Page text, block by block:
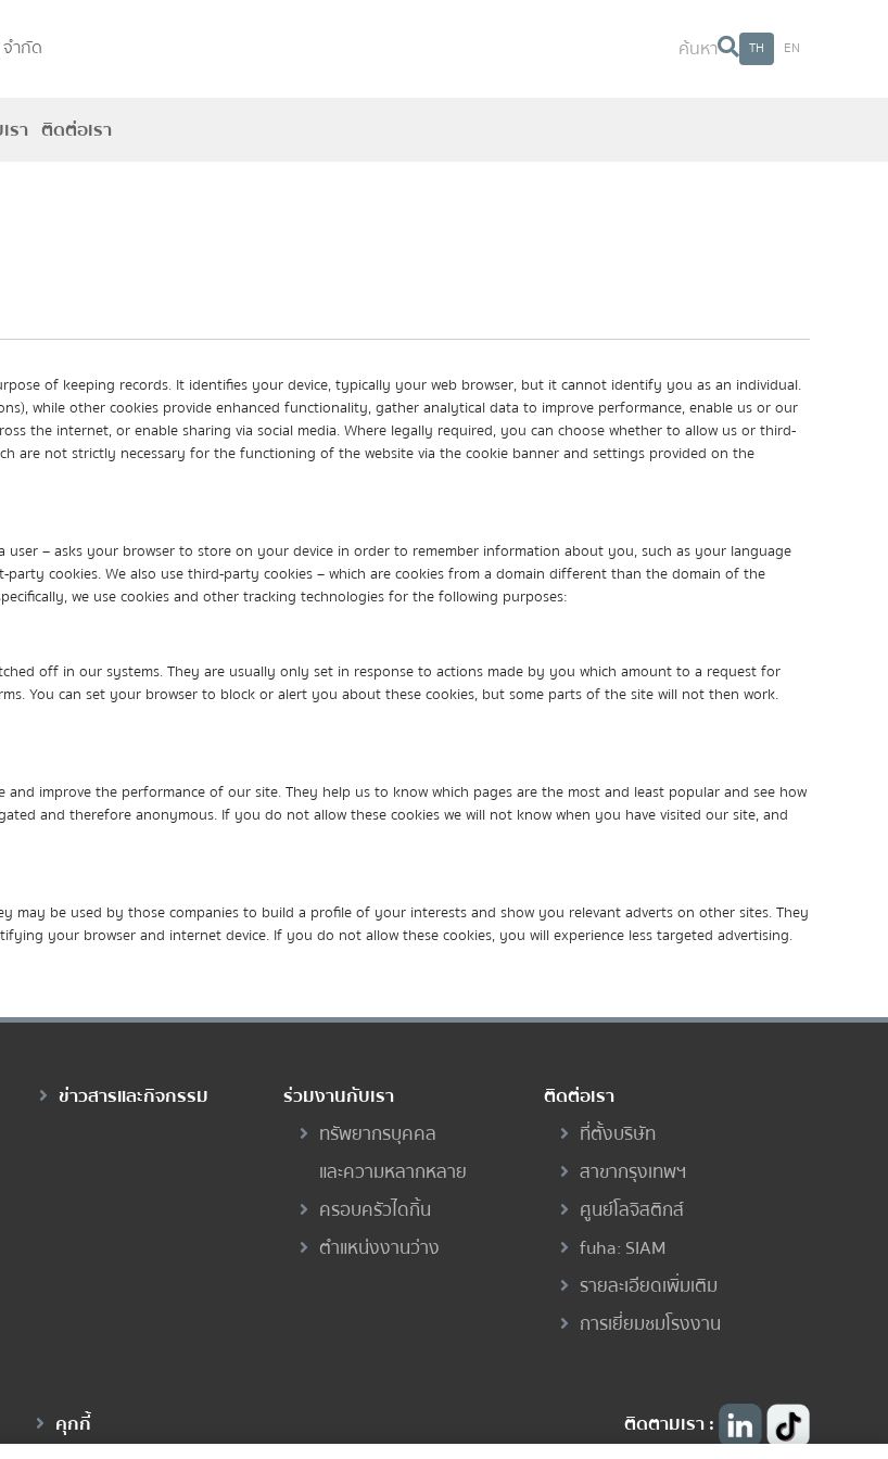
จำกัด ค้นหา TH EN
รา ติดต่อเรา
of keeping records. It identifies your device, typically your web browser, but it cannot identify you as an individual.
while other cookies provide enhanced functionality, gather analytical data to improve performance, enable us or our
the internet, or enable sharing via social media. Where legally required, you can choose whether to allow us or third-
are not strictly necessary for the functioning of the website via the cookie banner and settings provided on the
– asks your browser to store on your device in order to remember information about you, such as your language
cookies. We also use third-party cookies – which are cookies from a domain different than the domain of the
we use cookies and other tracking technologies for the following purposes:
off in our systems. They are usually only set in response to actions made by you which amount to a request for
You can set your browser to block or alert you about these cookies, but some parts of the site will not then work.
improve the performance of our site. They help us to know which pages are the most and least popular and see how
and therefore anonymous. If you do not allow these cookies we will not know when you have visited our site, and
may be used by those companies to build a profile of your interests and show you relevant adverts on other sites. They
your browser and internet device. If you do not allow these cookies, you will experience less targeted advertising.
ข่าวสารและกิจกรรม
ร่วมงานกับเรา
ทรัพยากรบุคคล
และความหลากหลาย
ครอบครัวไดกิ้น
ตำแหน่งงานว่าง
ติดต่อเรา
ที่ตั้งบริษัท
สาขากรุงเทพฯ
ศูนย์โลจิสติกส์
fuha: SIAM
รายละเอียดเพิ่มเติม
การเยี่ยมชมโรงงาน
คุกกี้ ติดตามเรา :